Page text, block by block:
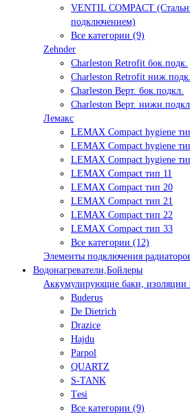
VENTIL COMPACT
подключением)
Все категории (9)
Zehnder
Charleston Retrofit бок.подк.
Charleston Retrofit ниж.подк.
Charleston Верт. бок.подкл.
Charleston Верт. нижн.подкл.
Лемакс
LEMAX Compact hygiene
LEMAX Compact hygiene
LEMAX Compact hygiene
LEMAX Compact тип 11
LEMAX Compact тип 20
LEMAX Compact тип 21
LEMAX Compact тип 22
LEMAX Compact тип 33
Все категории (12)
Элементы подключения
Водонагреватели,Бойлеры
Аккумулирующие баки,
Buderus
De Dietrich
Drazice
Hajdu
Parpol
QUARTZ
S-TANK
Tеsi
Все категории (9)